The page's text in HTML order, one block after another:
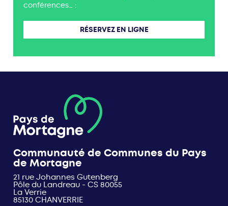
conférences… :
RÉSERVEZ EN LIGNE
Communauté de Communes du Pays
de Mortagne
21 rue Johannes Gutenberg
Pôle du Landreau - CS 80055
La Verrie
85130 CHANVERRIE